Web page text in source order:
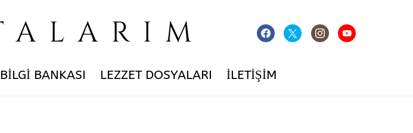
BILGI BANKASI LEZZET DOSYALARI İLETIŞIM